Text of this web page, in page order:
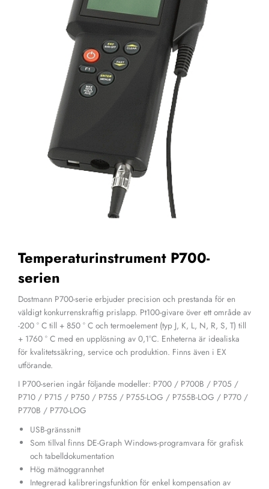
Temperaturinstrument P700-
serien
Dostmann P700-serie erbjuder precision och prestanda för en
väldigt konkurrenskraftig prislapp. Pt100-givare över ett område av
-200 ° C till + 850 ° C och termoelement (typ J, K, L, N, R, S, T) till
+ 1760 ° C med en upplösning av 0,1°C. Enheterna är idealiska
för kvalitetssäkring, service och produktion. Finns även i EX
utförande.
I P700-serien ingår följande modeller: P700 / P700B / P705 /
P710 / P715 / P750 / P755 / P755-LOG / P755B-LOG / P770 /
P770B / P770-LOG
USB-gränssnitt
Som tillval finns DE-Graph Windows-programvara för grafisk
och tabelldokumentation
Hög mätnoggrannhet
Integrerad kalibreringsfunktion för enkel kompensation av